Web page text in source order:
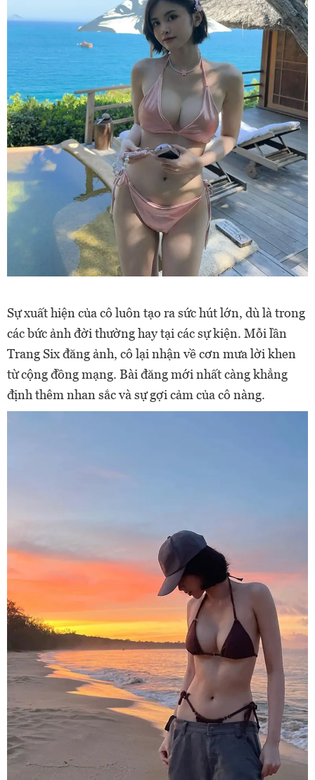
Sự xuất hiện của cô luôn tạo ra sức hút lớn, dù là trong
các bức ảnh đời thường hay tại các sự kiện. Mỗi lần
Trang Six đăng ảnh, cô lại nhận về cơn mưa lời khen
từ cộng đồng mạng. Bài đăng mới nhất càng khẳng
định thêm nhan sắc và sự gợi cảm của cô nàng.